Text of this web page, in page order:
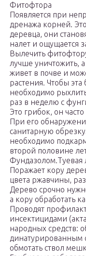
Фитофтора
Появляется при
дренажа корней.
деревца, они
налет и ощущается
Вылечить
лучше уничтожить,
живет в почве и
растения. Чтобы эта
необходимо
раз в неделю с
Это грибок, он
При его
санитарную
необходимо
второй половине
Фундазолом.Туевая
Поражает кору
цвета ржавчины,
Дерево срочно
а кору обработать
Проводят
инсектицидами
народных средств:
динатурированным
обмотать ствол